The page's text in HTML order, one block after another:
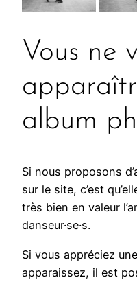
Vous ne
album
Si nous proposons
sur le site, c’est
très bien en valeur
danseur·se·s.
Si vous appréciez
apparaissez, il est